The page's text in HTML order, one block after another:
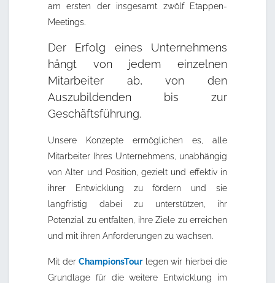
am ersten der insgesamt zwölf Etappen-
Meetings.
Der Erfolg eines Unternehmens
hängt von jedem einzelnen
Mitarbeiter ab, von den
Auszubildenden bis zur
Geschäftsführung.
Unsere Konzepte ermöglichen es, alle
Mitarbeiter Ihres Unternehmens, unabhängig
von Alter und Position, gezielt und effektiv in
ihrer Entwicklung zu fördern und sie
langfristig dabei zu unterstützen, ihr
Potenzial zu entfalten, ihre Ziele zu erreichen
und mit ihren Anforderungen zu wachsen.
Mit der ChampionsTourlegen wir hierbei die
Grundlage für die weitere Entwicklung im